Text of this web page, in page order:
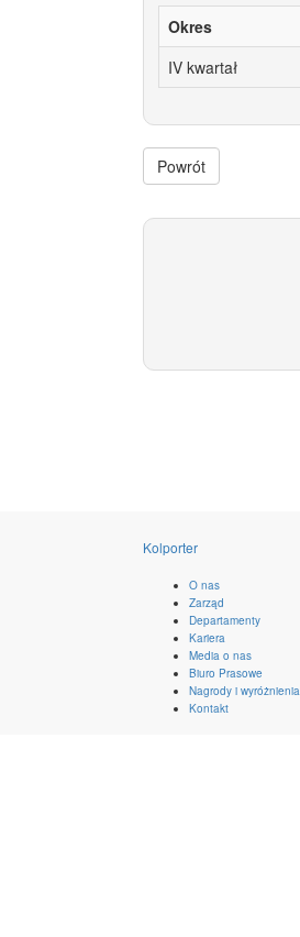
Okres
IV kwartał
Powrót
Kolporter
O nas
Zarząd
Departamenty
Kariera
Media o nas
Biuro Prasowe
Nagrody i wyróżnienia
Kontakt